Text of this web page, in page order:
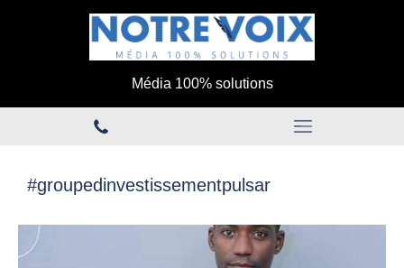
Média 100% solutions
#groupedinvestissementpulsar